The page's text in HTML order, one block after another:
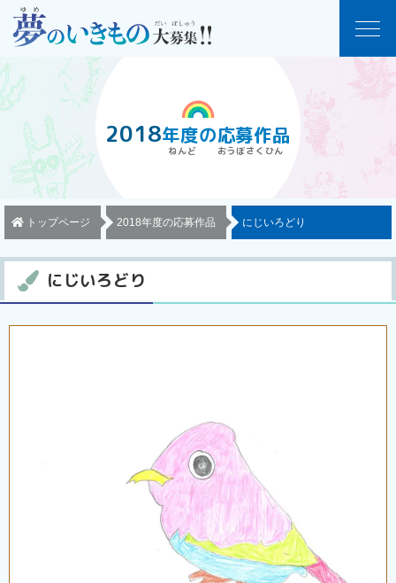
2018年度の応募作品
トップページ 2018年度の応募作品 にじいろどり
にじいろどり